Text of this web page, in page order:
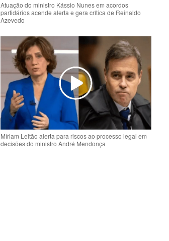
Atuação do ministro Kássio Nunes em acordos
partidários acende alerta e gera crítica de Reinaldo
Azevedo
Míriam Leitão alerta para riscos ao processo legal em
decisões do ministro André Mendonça